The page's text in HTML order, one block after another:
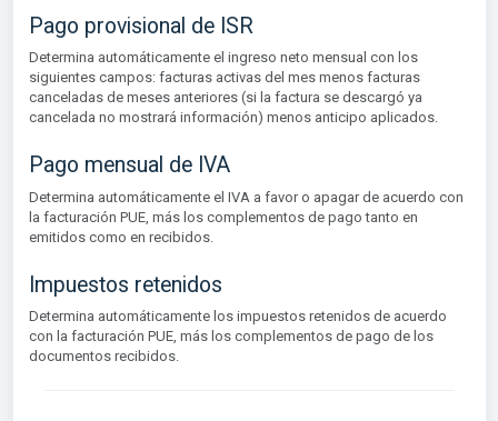
Pago provisional de ISR
Determina automáticamente el ingreso neto mensual con los
siguientes campos: facturas activas del mes menos facturas
canceladas de meses anteriores (si la factura se descargó ya
cancelada no mostrará información) menos anticipo aplicados.
Pago mensual de IVA
Determina automáticamente el IVA a favor o apagar de acuerdo con
la facturación PUE, más los complementos de pago tanto en
emitidos como en recibidos.
Impuestos retenidos
Determina automáticamente los impuestos retenidos de acuerdo
con la facturación PUE, más los complementos de pago de los
documentos recibidos.